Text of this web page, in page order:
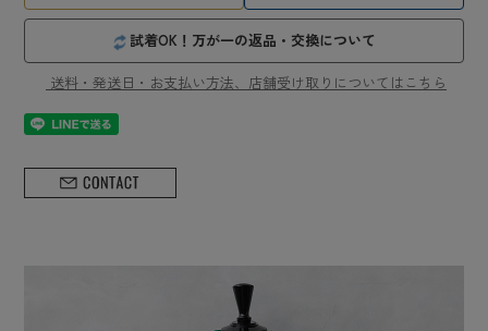
試着OK！万が一の返品・交換について
送料・発送日・お支払い方法、店舗受け取りについてはこちら